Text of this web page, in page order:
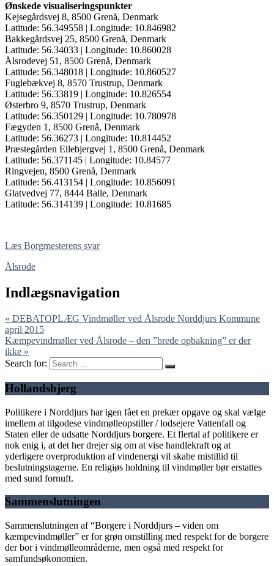
Ønskede visualiseringspunkter
Kejsegårdsvej 8, 8500 Grenå, Denmark
Latitude: 56.349558 | Longitude: 10.846982
Bakkegårdsvej 25, 8500 Grenå, Denmark
Latitude: 56.34033 | Longitude: 10.860028
Ålsrodevej 51, 8500 Grenå, Denmark
Latitude: 56.348018 | Longitude: 10.860527
Fuglebækvej 8, 8570 Trustrup, Denmark
Latitude: 56.33819 | Longitude: 10.826554
Østerbro 9, 8570 Trustrup, Denmark
Latitude: 56.350129 | Longitude: 10.780978
Fægyden 1, 8500 Grenå, Denmark
Latitude: 56.36273 | Longitude: 10.814452
Præstegården Ellebjergvej 1, 8500 Grenå, Denmark
Latitude: 56.371145 | Longitude: 10.84577
Ringvejen, 8500 Grenå, Denmark
Latitude: 56.413154 | Longitude: 10.856091
Glatvedvej 77, 8444 Balle, Denmark
Latitude: 56.314139 | Longitude: 10.81685
Læs Borgmesterens svar
Ålsrode
Indlægsnavigation
« DEBATOPLÆG Vindmøller ved Ålsrode Norddjurs Kommune
april 2015
Kæmpevindmøller ved Ålsrode – den ”brede opbakning” er der
ikke »
Search for:
Hollandsbjerg
Politikere i Norddjurs har igen fået en prekær opgave og skal vælge
imellem at tilgodese vindmølleopstiller / lodsejere Vattenfall og
Staten eller de udsatte Norddjurs borgere. Et flertal af politikere er
nok enig i, at det her drejer sig om at vise handlekraft og at
yderligere overproduktion af vindenergi vil skabe mistillid til
beslutningstagerne. En religiøs holdning til vindmøller bør erstattes
med sund fornuft.
Sammenslutningen
Sammenslutningen af “Borgere i Norddjurs – viden om
kæmpevindmøller” er for grøn omstilling med respekt for de borgere
der bor i vindmølleområderne, men også med respekt for
samfundsøkonomien.